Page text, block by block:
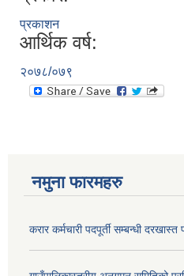
प्रकाशन
आर्थिक वर्ष:
२०७८/०७९
नमुना फारमहरु
करार कर्मचारी पदपूर्ती सम्बन्धी दरखास्त